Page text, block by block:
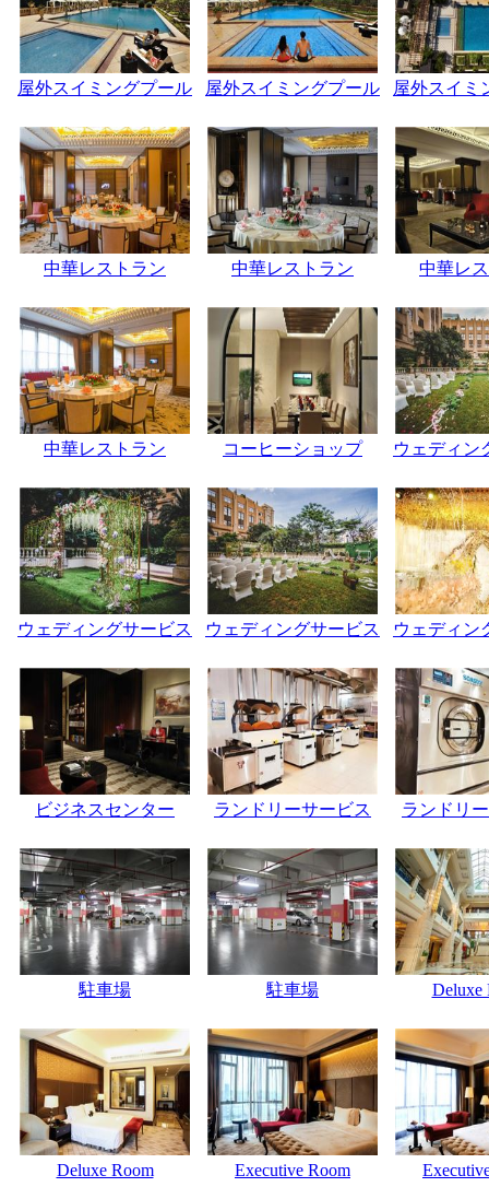
屋外スイミングプール 屋外スイミングプール 屋外スイミ
中華レストラン 中華レストラン 中華レ
中華レストラン コーヒーショップ ウェディン
ウェディングサービス ウェディングサービス ウェディン
ビジネスセンター ランドリーサービス ランドリ
駐車場 駐車場 Deluxe
Deluxe Room Executive Room